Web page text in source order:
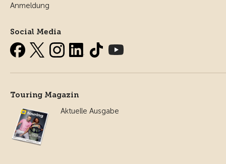
Anmeldung
Social Media
Touring Magazin
Aktuelle Ausgabe